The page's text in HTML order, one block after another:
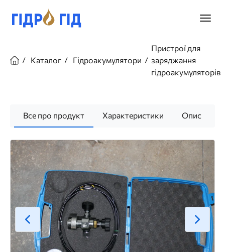
основного
навіґації
Каталог Гідроакумулятори
Пристрої для
заряджання
гідроакумуляторів
Все про продукт Характеристики Опис